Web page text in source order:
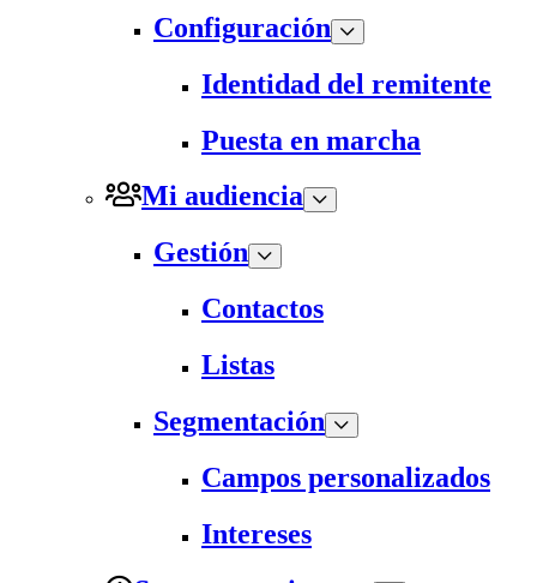
Configuración
Identidad del remitente
Puesta en marcha
Mi audiencia
Gestión
Contactos
Listas
Segmentación
Campos personalizados
Intereses